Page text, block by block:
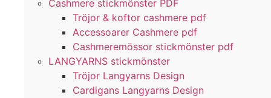
Cashmere stickmönster PDF
Tröjor & koftor cashmere pdf
Accessoarer Cashmere pdf
Cashmeremössor stickmönster pdf
LANGYARNS stickmönster
Tröjor Langyarns Design
Cardigans Langyarns Design